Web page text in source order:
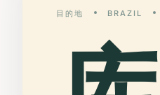
目的地 BRAZIL